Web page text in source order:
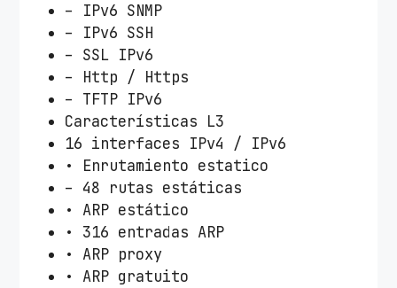
– IPv6 SNMP
– IPv6 SSH
– SSL IPv6
– Http / Https
– TFTP IPv6
Características L3
16 interfaces IPv4 / IPv6
• Enrutamiento estatico
– 48 rutas estáticas
• ARP estático
• 316 entradas ARP
• ARP proxy
• ARP gratuito